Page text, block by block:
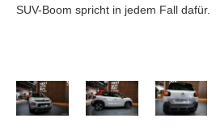
SUV-Boom spricht in jedem Fall dafür.